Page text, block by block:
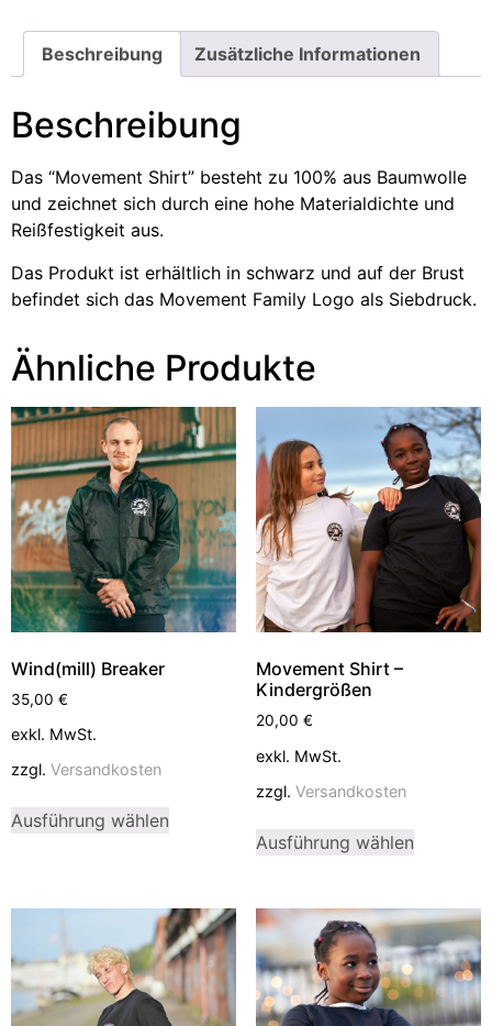
Beschreibung Zusätzliche Informationen
Beschreibung
Das “Movement Shirt” besteht zu 100% aus Baumwolle
und zeichnet sich durch eine hohe Materialdichte und
Reißfestigkeit aus.
Das Produkt ist erhältlich in schwarz und auf der Brust
befindet sich das Movement Family Logo als Siebdruck.
Ähnliche Produkte
Wind(mill) Breaker
35,00 €
exkl. MwSt.
zzgl. Versandkosten
Ausführung wählen
Movement Shirt –
Kindergrößen
20,00 €
exkl. MwSt.
zzgl. Versandkosten
Ausführung wählen